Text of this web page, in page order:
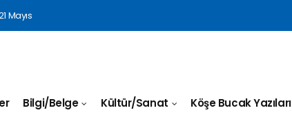
Mayıs
Bilgi/Belge Kültür/Sanat Köşe Bucak Yazıları